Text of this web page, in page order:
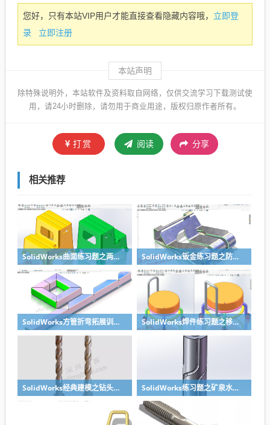
您好，只有本站VIP用户才能直接查看隐藏内容哦， 立即登
录
立即注册
本站声明
除特殊说明外，本站软件及资料取自网络，仅供交流学习下载测试使
用，请24小时删除，请勿用于商业用途，版权归原作者所有。
打赏 阅读 分享
相关推荐
SolidWorks曲面练习题之两步踢凳建模，看似曲面实则特征 SolidWorks钣金练习题之防松档卡建模，钣金命令综合练习
SolidWorks方管折弯拓展训练，你会了吗？ SolidWorks焊件练习题之移动小矮凳，思路对了就不难
SolidWorks经典建模之钻头刀具的绘制，螺纹收尾是关键技巧 SolidWorks练习题之矿泉水瓶的绘制，难度不大主要是顶部螺纹的处理